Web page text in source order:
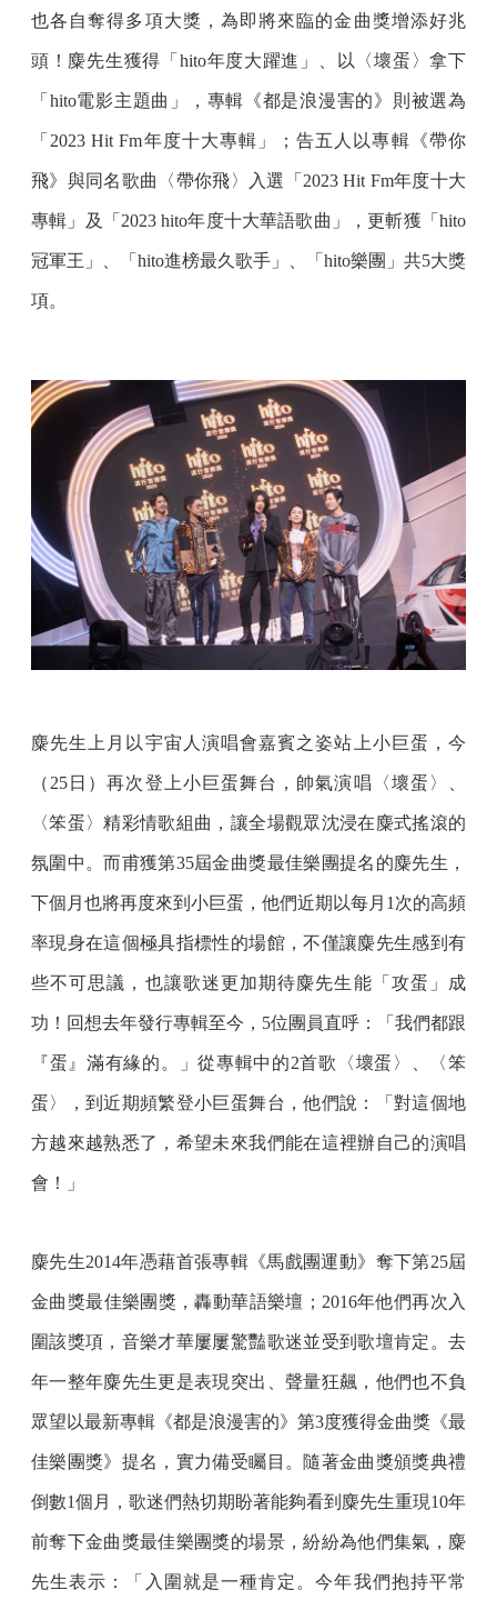
也各自奪得多項大獎，為即將來臨的金曲獎增添好兆
頭！麋先生獲得「hito年度大躍進」、以〈壞蛋〉拿下
「hito電影主題曲」，專輯《都是浪漫害的》則被選為
「2023 Hit Fm年度十大專輯」；告五人以專輯《帶你
飛》與同名歌曲〈帶你飛〉入選「2023 Hit Fm年度十大
專輯」及「2023 hito年度十大華語歌曲」，更斬獲「hito
冠軍王」、「hito進榜最久歌手」、「hito樂團」共5大獎
項。
麋先生上月以宇宙人演唱會嘉賓之姿站上小巨蛋，今
（25日）再次登上小巨蛋舞台，帥氣演唱〈壞蛋〉、
〈笨蛋〉精彩情歌組曲，讓全場觀眾沈浸在麋式搖滾的
氛圍中。而甫獲第35屆金曲獎最佳樂團提名的麋先生，
下個月也將再度來到小巨蛋，他們近期以每月1次的高頻
率現身在這個極具指標性的場館，不僅讓麋先生感到有
些不可思議，也讓歌迷更加期待麋先生能「攻蛋」成
功！回想去年發行專輯至今，5位團員直呼：「我們都跟
『蛋』滿有緣的。」從專輯中的2首歌〈壞蛋〉、〈笨
蛋〉，到近期頻繁登小巨蛋舞台，他們說：「對這個地
方越來越熟悉了，希望未來我們能在這裡辦自己的演唱
會！」
麋先生2014年憑藉首張專輯《馬戲團運動》奪下第25屆
金曲獎最佳樂團獎，轟動華語樂壇；2016年他們再次入
圍該獎項，音樂才華屢屢驚豔歌迷並受到歌壇肯定。去
年一整年麋先生更是表現突出、聲量狂飆，他們也不負
眾望以最新專輯《都是浪漫害的》第3度獲得金曲獎《最
佳樂團獎》提名，實力備受矚目。隨著金曲獎頒獎典禮
倒數1個月，歌迷們熱切期盼著能夠看到麋先生重現10年
前奪下金曲獎最佳樂團獎的場景，紛紛為他們集氣，麋
先生表示：「入圍就是一種肯定。今年我們抱持平常